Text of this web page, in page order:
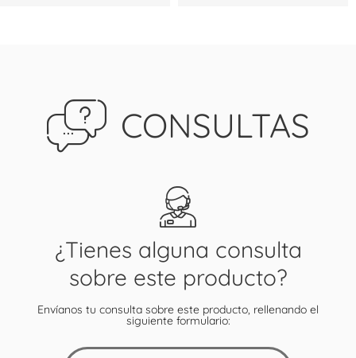
CONSULTAS
¿Tienes alguna consulta
sobre este producto?
Envíanos tu consulta sobre este producto, rellenando el
siguiente formulario: